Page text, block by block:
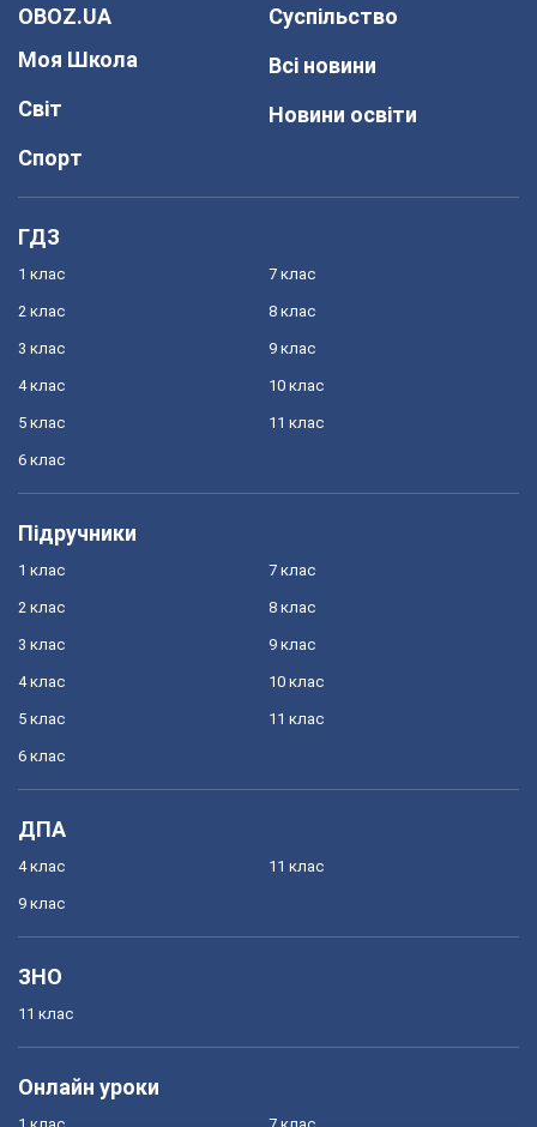
OBOZ.UA
Моя Школа
Світ
Спорт
Суспільство
Всі новини
Новини освіти
ГДЗ
1 клас
2 клас
3 клас
4 клас
5 клас
6 клас
7 клас
8 клас
9 клас
10 клас
11 клас
Підручники
1 клас
2 клас
3 клас
4 клас
5 клас
6 клас
7 клас
8 клас
9 клас
10 клас
11 клас
ДПА
4 клас
9 клас
11 клас
ЗНО
11 клас
Онлайн уроки